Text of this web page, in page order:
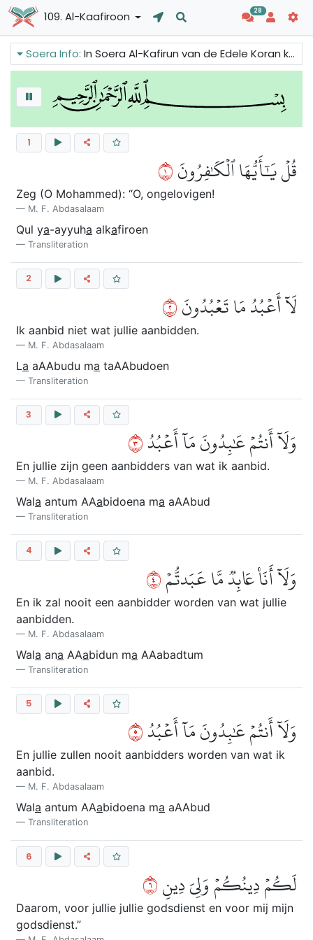
109. Al-Kaafiroon 28
Soera Info:In Soera Al-Kafirun van de Edele Koran kunnen we lezen dat er geen compromis kan worden gesloten op het gebied van geloof en aanbidding. Mensen zijn vrij om elke religie te volgen die ze willen, maar de waarheid en onwaarheid kunnen niet met elkaar worden vermengd.
1
قُلۡ يَٰٓأَيُّهَا ٱلۡكَٰفِرُونَ١
Zeg (O Mohammed): “O, ongelovigen!
M. F. Abdasalaam
Qul ya-ayyuha alkafiroen
Transliteration
2
لَآ أَعۡبُدُ مَا تَعۡبُدُونَ٢
Ik aanbid niet wat jullie aanbidden.
M. F. Abdasalaam
La aAAbudu ma taAAbudoen
Transliteration
3
وَلَآ أَنتُمۡ عَٰبِدُونَ مَآ أَعۡبُدُ٣
En jullie zijn geen aanbidders van wat ik aanbid.
M. F. Abdasalaam
Wala antum AAabidoena ma aAAbud
Transliteration
4
وَلَآ أَنَا۠ عَابِدٞ مَّا عَبَدتُّمۡ٤
En ik zal nooit een aanbidder worden van wat jullie
aanbidden.
M. F. Abdasalaam
Wala ana AAabidun ma AAabadtum
Transliteration
5
وَلَآ أَنتُمۡ عَٰبِدُونَ مَآ أَعۡبُدُ٥
En jullie zullen nooit aanbidders worden van wat ik
aanbid.
M. F. Abdasalaam
Wala antum AAabidoena ma aAAbud
Transliteration
6
لَكُمۡ دِينُكُمۡ وَلِيَ دِينِ٦
Daarom, voor jullie jullie godsdienst en voor mij mijn
godsdienst.”